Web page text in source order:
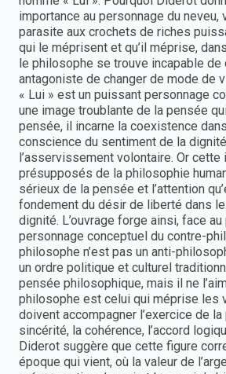
importance au personnage du neveu,
parasite aux crochets de riches
qui le méprisent et qu’il méprise,
le philosophe se trouve incapable de
antagoniste de changer de mode de
« Lui » est un puissant personnage
une image troublante de la pensée
pensée, il incarne la coexistence
conscience du sentiment de la
l’asservissement volontaire. Or cette
présupposés de la philosophie
sérieux de la pensée et l’attention
fondement du désir de liberté dans
dignité. L’ouvrage forge ainsi, face
personnage conceptuel du contre-
philosophe n’est pas un anti-
un ordre politique et culturel
pensée philosophique, mais il ne
philosophe est celui qui méprise les
doivent accompagner l’exercice de
sincérité, la cohérence, l’accord
Diderot suggère que cette figure
époque qui vient, où la valeur de